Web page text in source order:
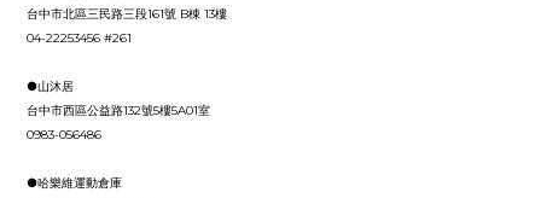
台中市北區三民路三段161號 B棟 13樓
04-22253456 #261
●山沐居
台中市西區公益路132號5樓5A01室
0983-056486
●哈樂維運動倉庫